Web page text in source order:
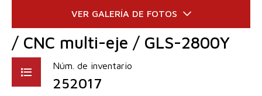
/ CNC multi-eje / GLS-2800Y
Núm. de inventario
252017